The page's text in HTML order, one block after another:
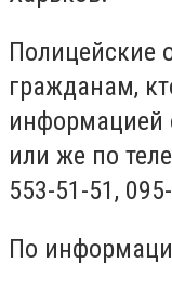
Полицейские
гражданам,
информацией
или же по
553-51-51,
По